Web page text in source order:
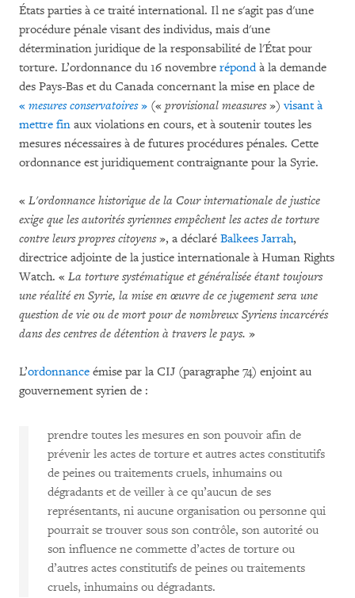
États parties à ce traité international. Il ne s'agit pas d'une
procédure pénale visant des individus, mais d'une
détermination juridique de la responsabilité de l'État pour
torture. L’ordonnance du 16 novembre répondà la demande
des Pays-Bas et du Canada concernant la mise en place de
« mesures conservatoires» (« provisional measures»)visant à
mettre fin aux violations en cours, et à soutenir toutes les
mesures nécessaires à de futures procédures pénales. Cette
ordonnance est juridiquement contraignante pour la Syrie.
« L'ordonnance historique de la Cour internationale de justice
exige que les autorités syriennes empêchent les actes de torture
contre leurs propres citoyens», a déclaré Balkees Jarrah,
directrice adjointe de la justice internationale à Human Rights
Watch. « La torture systématique et généralisée étant toujours
une réalité en Syrie, la mise en œuvre de ce jugement sera une
question de vie ou de mort pour de nombreux Syriens incarcérés
dans des centres de détention à travers le pays. »
L’ordonnance émise par la CIJ (paragraphe 74) enjoint au
gouvernement syrien de :
prendre toutes les mesures en son pouvoir afin de
prévenir les actes de torture et autres actes constitutifs
de peines ou traitements cruels, inhumains ou
dégradants et de veiller à ce qu’aucun de ses
représentants, ni aucune organisation ou personne qui
pourrait se trouver sous son contrôle, son autorité ou
son influence ne commette d’actes de torture ou
d’autres actes constitutifs de peines ou traitements
cruels, inhumains ou dégradants.